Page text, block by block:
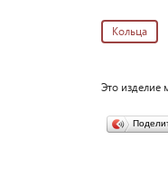
Кольца
Это изделие